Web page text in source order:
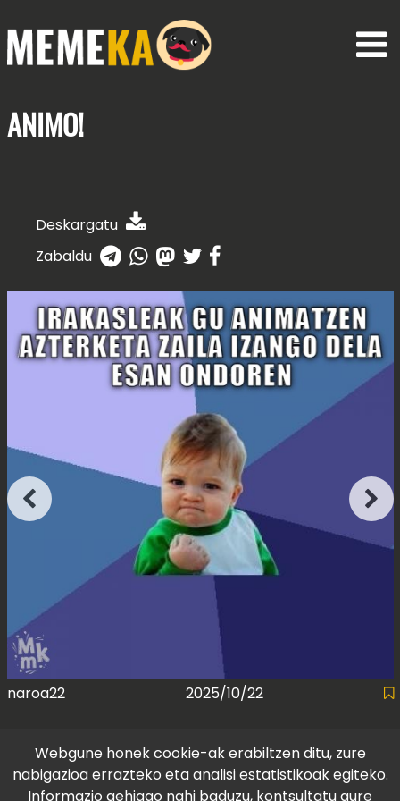
ANIMO!
Deskargatu
Zabaldu
naroa22 2025/10/22
Webgune honek cookie-ak erabiltzen ditu, zure
nabigazioa errazteko eta analisi estatistikoak egiteko.
Informazio gehiago nahi baduzu, kontsultatu gure